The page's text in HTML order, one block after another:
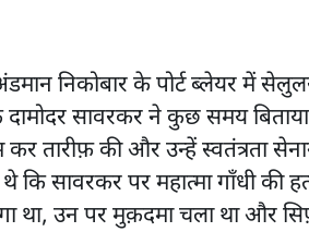
निकोबार के पोर्ट ब्लेयर में
सावरकर ने कुछ समय
तारीफ़ की और उन्हें स्वतंत्रता
सावरकर पर महात्मा गाँधी की
था, उन पर मुक़दमा चला था और